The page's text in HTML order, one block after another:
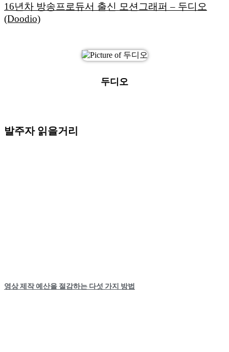
16년차 방송프로듀서 출신 모션그래퍼 – 두디오
(Doodio)
두디오
발주자 읽을거리
영상 제작 예산을 절감하는 다섯 가지 방법